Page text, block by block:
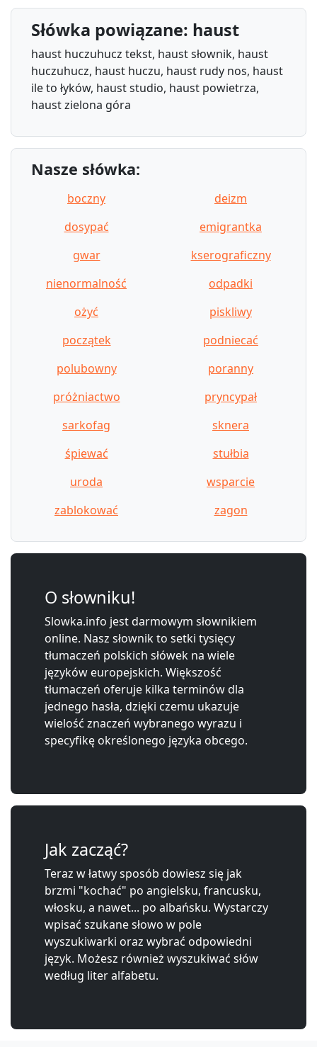
Słówka powiązane: haust
haust huczuhucz tekst, haust słownik, haust
huczuhucz, haust huczu, haust rudy nos, haust
ile to łyków, haust studio, haust powietrza,
haust zielona góra
Nasze słówka:
boczny
deizm
dosypać
emigrantka
gwar
kserograficzny
nienormalność
odpadki
ożyć
piskliwy
początek
podniecać
polubowny
poranny
próżniactwo
pryncypał
sarkofag
sknera
śpiewać
stułbia
uroda
wsparcie
zablokować
zagon
O słowniku!
Slowka.info jest darmowym słownikiem
online. Nasz słownik to setki tysięcy
tłumaczeń polskich słówek na wiele
języków europejskich. Większość
tłumaczeń oferuje kilka terminów dla
jednego hasła, dzięki czemu ukazuje
wielość znaczeń wybranego wyrazu i
specyfikę określonego języka obcego.
Jak zacząć?
Teraz w łatwy sposób dowiesz się jak
brzmi "kochać" po angielsku, francusku,
włosku, a nawet... po albańsku. Wystarczy
wpisać szukane słowo w pole
wyszukiwarki oraz wybrać odpowiedni
język. Możesz również wyszukiwać słów
według liter alfabetu.